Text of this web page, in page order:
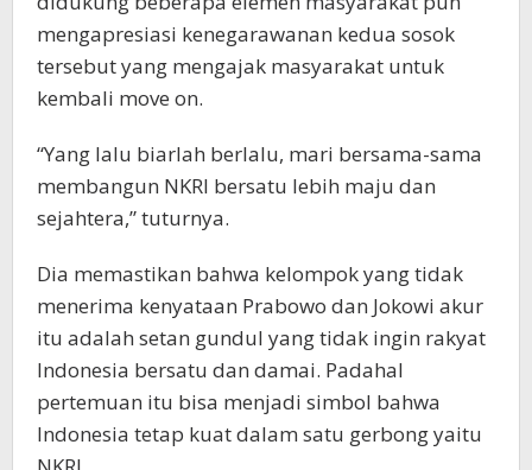
mengapresiasi kenegarawanan kedua sosok
tersebut yang mengajak masyarakat untuk
kembali move on.
“Yang lalu biarlah berlalu, mari bersama-sama
membangun NKRI bersatu lebih maju dan
sejahtera,” tuturnya.
Dia memastikan bahwa kelompok yang tidak
menerima kenyataan Prabowo dan Jokowi akur
itu adalah setan gundul yang tidak ingin rakyat
Indonesia bersatu dan damai. Padahal
pertemuan itu bisa menjadi simbol bahwa
Indonesia tetap kuat dalam satu gerbong yaitu